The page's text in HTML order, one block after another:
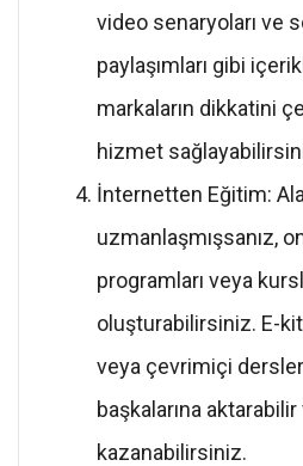
video senaryoları ve
paylaşımları gibi
markaların dikkatini
hizmet
İnternetten Eğitim:
uzmanlaşmışsanız,
programları veya
oluşturabilirsiniz. E-
veya çevrimiçi dersler
başkalarına
kazanabilirsiniz.